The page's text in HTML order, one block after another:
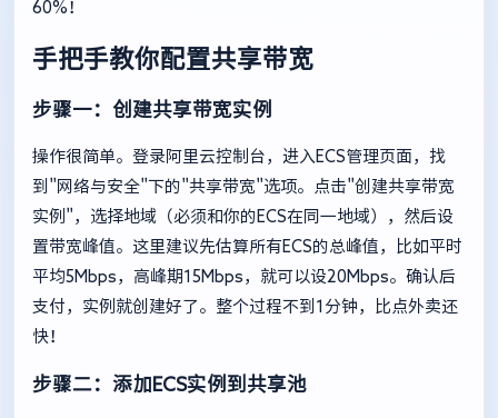
60%！
手把手教你配置共享带宽
步骤一：创建共享带宽实例
操作很简单。登录阿里云控制台，进入ECS管理页面，找
到"网络与安全"下的"共享带宽"选项。点击"创建共享带宽
实例"，选择地域（必须和你的ECS在同一地域），然后设
置带宽峰值。这里建议先估算所有ECS的总峰值，比如平时
平均5Mbps，高峰期15Mbps，就可以设20Mbps。确认后
支付，实例就创建好了。整个过程不到1分钟，比点外卖还
快！
步骤二：添加ECS实例到共享池